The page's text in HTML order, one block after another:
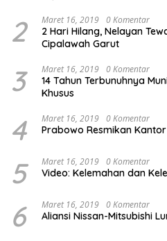
2 Maret 16, 2019 0 Komentar
2 Hari Hilang, Nelayan
Cipalawah Garut
3 Maret 16, 2019 0 Komentar
14 Tahun Terbunuhnya
Khusus
4 Maret 16, 2019 0 Komentar
Prabowo Resmikan
5 Maret 16, 2019 0 Komentar
Video: Kelemahan dan
6 Maret 16, 2019 0 Komentar
Aliansi Nissan-Mitsubishi